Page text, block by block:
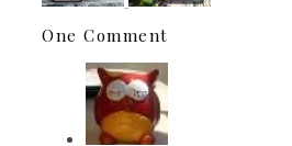
One Comment